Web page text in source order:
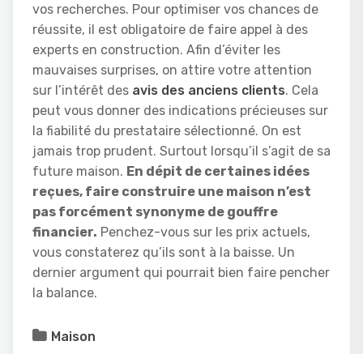
vos recherches. Pour optimiser vos chances de
réussite, il est obligatoire de faire appel à des
experts en construction. Afin d’éviter les
mauvaises surprises, on attire votre attention
sur l’intérêt des avis des anciens clients. Cela
peut vous donner des indications précieuses sur
la fiabilité du prestataire sélectionné. On est
jamais trop prudent. Surtout lorsqu’il s’agit de sa
future maison. En dépit de certaines idées
reçues, faire construire une maison n’est
pas forcément synonyme de gouffre
financier. Penchez-vous sur les prix actuels,
vous constaterez qu’ils sont à la baisse. Un
dernier argument qui pourrait bien faire pencher
la balance.
Maison